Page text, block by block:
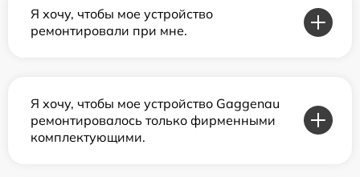
Я хочу, чтобы мое устройство
ремонтировали при мне.
Я хочу, чтобы мое устройство Gaggenau
ремонтировалось только фирменными
комплектующими.